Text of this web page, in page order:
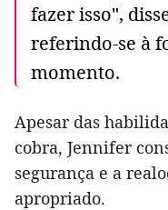
fazer isso",
referindo-se à
momento.
Apesar das
cobra, Jennifer
segurança e a
apropriado.